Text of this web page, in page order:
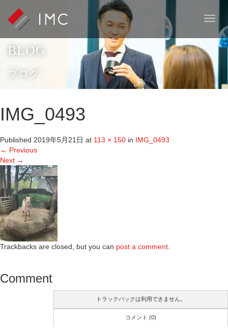
T
g
l
e
a
BLOG
ブログ
IMG_0493
Published 2019年5月21日 at 113 × 150 in IMG_0493
← Previous
Next →
Trackbacks are closed, but you can post a comment
Comment
トラックバックは利用できません。
コメント (0)